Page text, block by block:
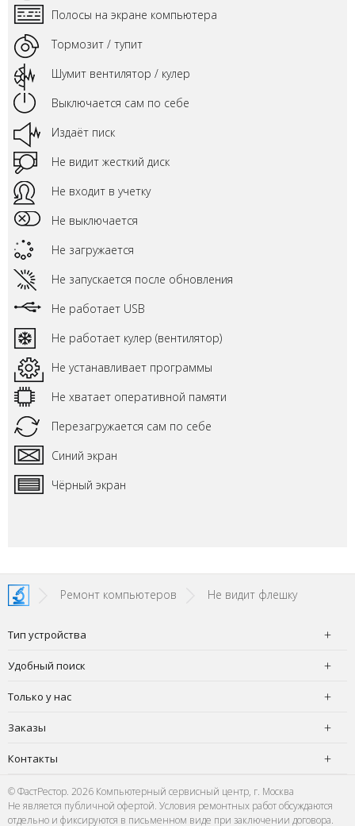
Полосы на экране компьютера
Тормозит / тупит
Шумит вентилятор / кулер
Выключается сам по себе
Издаёт писк
Не видит жесткий диск
Не входит в учетку
Не выключается
Не загружается
Не запускается после обновления
Не работает USB
Не работает кулер (вентилятор)
Не устанавливает программы
Не хватает оперативной памяти
Перезагружается сам по себе
Синий экран
Чёрный экран
Ремонт компьютеров Не видит флешку
Тип устройства
Удобный поиск
Только у нас
Заказы
Контакты
© ФастРестор. 2026 Компьютерный сервисный центр, г. Москва
Не является публичной офертой. Условия ремонтных работ обсуждаются
отдельно и фиксируются в письменном виде при заключении договора.